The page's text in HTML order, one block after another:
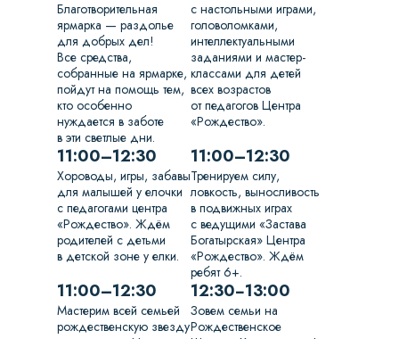
Благотворительная
ярмарка — раздолье
для добрых дел!
Все средства,
собранные на ярмарке,
пойдут на помощь тем,
кто особенно
нуждается в заботе
в эти светлые дни.
с настольными играми,
головоломками,
интеллектуальными
заданиями и мастер-
классами для детей
всех возрастов
от педагогов Центра
«Рождество».
11:00–12:30
Хороводы, игры, забавы
для малышей у елочки
с педагогами центра
«Рождество». Ждём
родителей с детьми
в детской зоне у елки.
11:00–12:30
Тренируем силу,
ловкость, выносливость
в подвижных играх
с ведущими «Застава
Богатырская» Центра
«Рождество». Ждём
ребят 6+.
11:00–12:30
Мастерим всей семьей
рождественскую звезду
12:30−13:00
Зовем семьи на
Рождественское